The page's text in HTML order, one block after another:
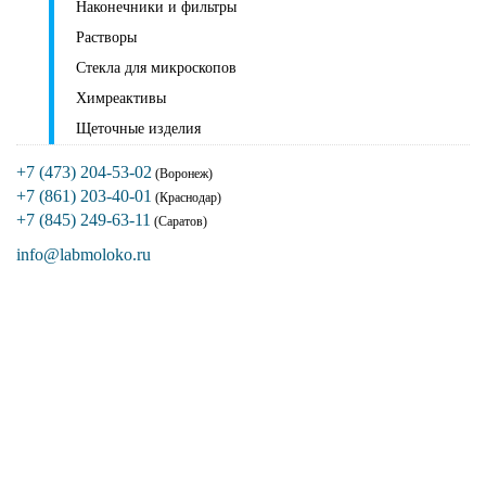
Наконечники и фильтры
Растворы
Стекла для микроскопов
Химреактивы
Щеточные изделия
+7 (473) 204-53-02 (Воронеж)
+7 (861) 203-40-01 (Краснодар)
+7 (845) 249-63-11 (Саратов)
info@labmoloko.ru